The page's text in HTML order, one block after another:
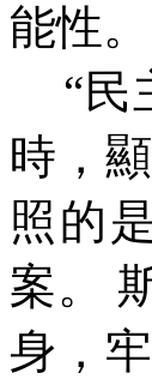
能性。
“民
時，
照的
案。
身，